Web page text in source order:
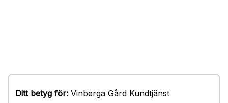
Ditt betyg för: Vinberga Gård Kundtjänst